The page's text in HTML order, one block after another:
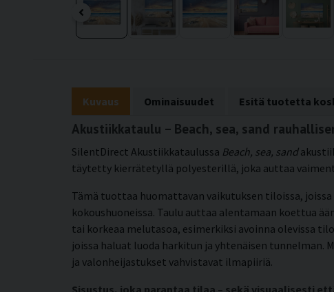
Kuvaus Ominaisuudet Esitä tuotetta
Akustiikkataulu – Beach, sea, sand
SilentDirect Akustiikkataulussa Beach, sea, sand
täytetty kierrätetyllä polyesterillä, joka auttaa
Tämä tuottaa huomattavan vaikutuksen tiloissa,
kokoushuoneissa. Taulu auttaa alentamaan koettua
tai korkeaa melutasoa, esimerkiksi avoinna olevissa
joissa haluat luoda harkitun ja yhtenäisen
ja valonheijastukset vahvistavat ilmapiiriä.
Sisustus, joka parantaa tilaa – sekä visuaalisesti